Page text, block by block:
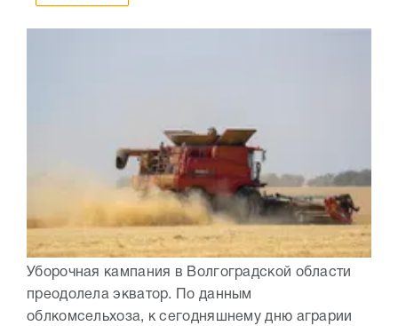
Уборочная кампания в Волгоградской области
преодолела экватор. По данным
облкомсельхоза, к сегодняшнему дню аграрии